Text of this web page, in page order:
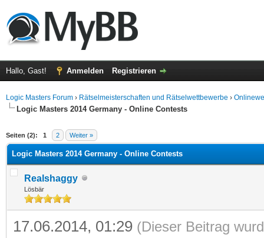
Hallo, Gast! Anmelden Registrieren
Logic Masters Forum › Rätselmeisterschaften und Rätselwettbewerbe ›
Logic Masters 2014 Germany - Online Contests
Seiten (2): 1 2 Weiter »
Durchschnitt
Logic Masters 2014 Germany - Online Contests
Realshaggy
Lösbär
17.06.2014, 01:29 (Dieser Beitrag